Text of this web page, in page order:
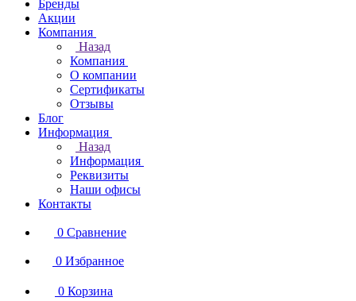
Бренды
Акции
Компания
Назад
Компания
О компании
Сертификаты
Отзывы
Блог
Информация
Назад
Информация
Реквизиты
Наши офисы
Контакты
0 Сравнение
0 Избранное
0 Корзина